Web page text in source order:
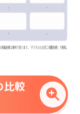
比較